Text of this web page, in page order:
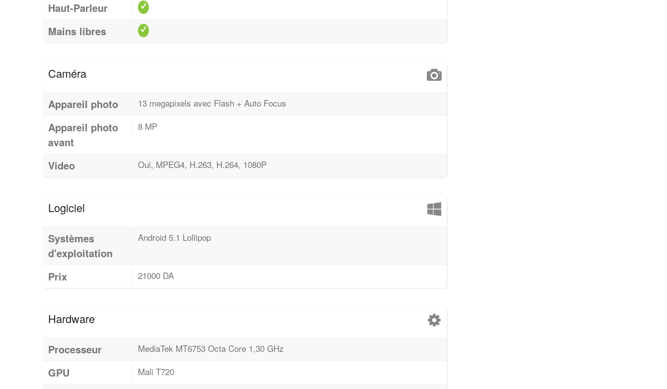
Haut-Parleur
Mains libres
Caméra
Appareil photo 13 megapixels avec Flash + Auto Focus
Appareil photo
avant
8 MP
Video Oui, MPEG4, H.263, H.264, 1080P
Logiciel
Systèmes
d'exploitation
Android 5.1 Lollipop
Prix 21000 DA
Hardware
Processeur MediaTek MT6753 Octa Core 1,30 GHz
GPU Mali T720